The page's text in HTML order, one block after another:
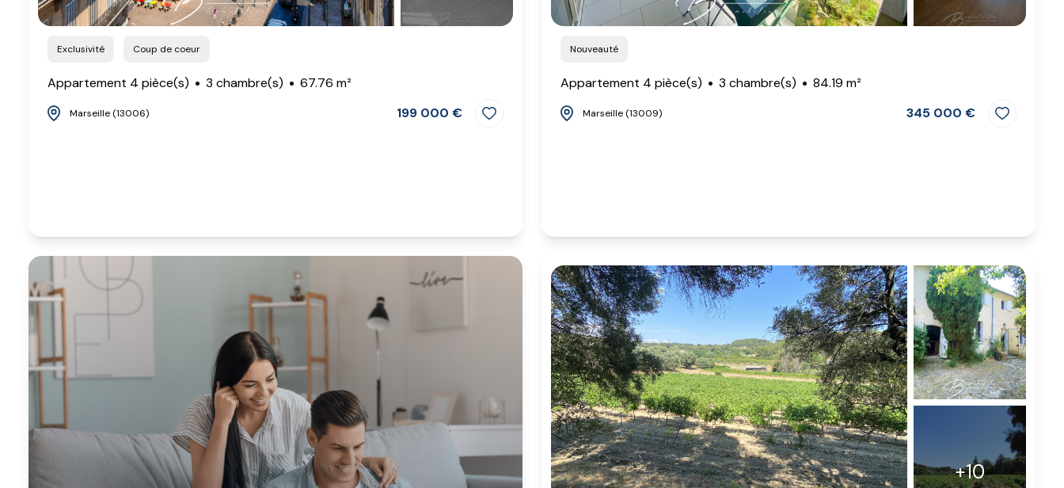
Exclusivité Coup de coeur
Appartement 4 pièce(s) 3 chambre(s) 67.76 m²
Marseille (13006) 199 000 €
Nouveauté
Appartement 4 pièce(s) 3 chambre(s) 84.19 m²
Marseille (13009) 345 000 €
+10